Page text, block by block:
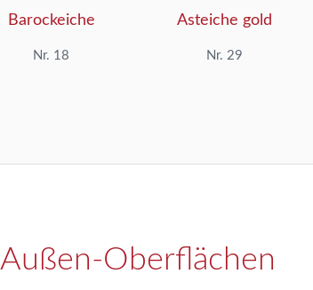
Barockeiche
Nr. 18
Asteiche gold
Nr. 29
Außen-Oberflächen